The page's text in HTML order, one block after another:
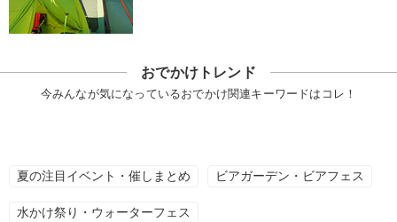
おでかけトレンド
今みんなが気になっているおでかけ関連キーワードはコレ！
夏の注目イベント・催しまとめ ビアガーデン・ビアフェス
水かけ祭り・ウォーターフェス